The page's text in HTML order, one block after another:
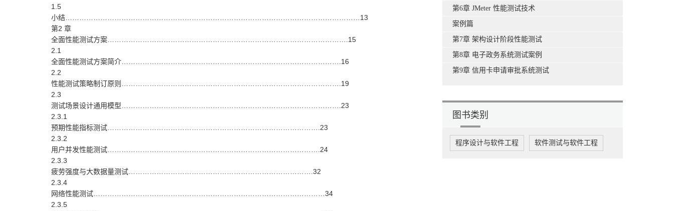
1.5
小结………………………………………………………………………………………………………………13
第2 章
全面性能测试方案………………………………………………………………………………………….15
2.1
全面性能测试方案简介………………………………………………………………………………….16
2.2
性能测试策略制订原则………………………………………………………………………………….19
2.3
测试场景设计通用模型………………………………………………………………………………….23
2.3.1
预期性能指标测试……………………………………………………………………………….23
2.3.2
用户并发性能测试……………………………………………………………………………….24
2.3.3
疲劳强度与大数据量测试…………………………………………………………………….32
2.3.4
网络性能测试………………………………………………………………………………………34
2.3.5
第6章 JMeter 性能测试技术
案例篇
第7章 架构设计阶段性能测试
第8章 电子政务系统测试案例
第9章 信用卡申请审批系统测试
图书类别
程序设计与软件工程 软件测试与软件工程